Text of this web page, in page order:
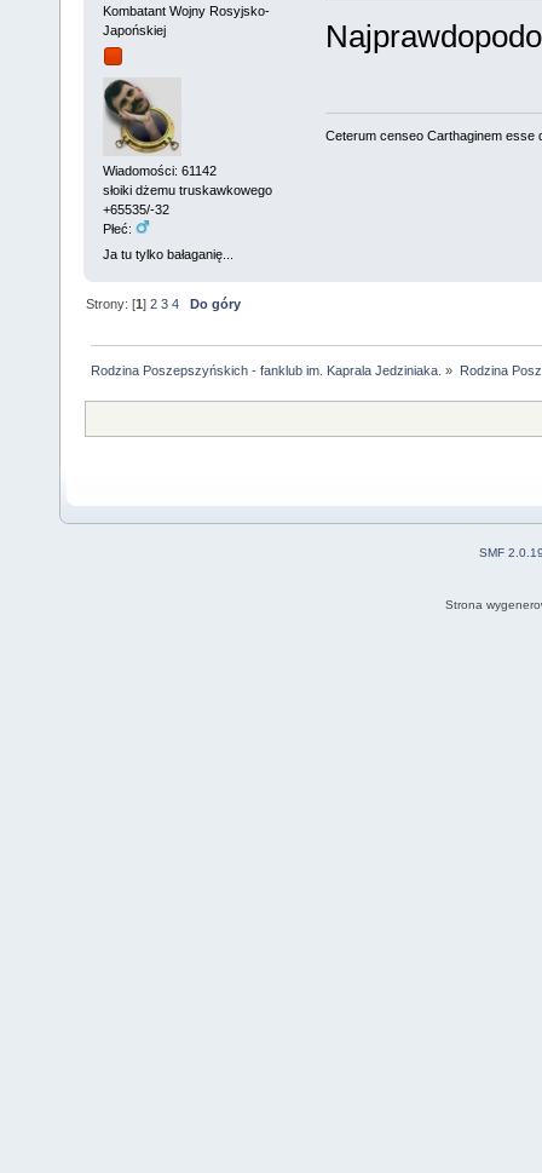
Kombatant Wojny Rosyjsko-
Japońskiej
Wiadomości: 61142
słoiki dżemu truskawkowego
+65535/-32
Płeć:
Ja tu tylko bałaganię...
Ceterum censeo Carthaginem esse
Strony: [1]2 3 4 Do góry
Rodzina Poszepszyńskich - fanklub im. Kaprala Jedziniaka. » Rodzina
SMF
Strona